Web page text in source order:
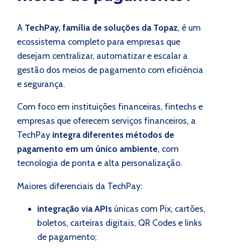
A TechPay, família de soluções da Topaz, é um
ecossistema completo para empresas que
desejam centralizar, automatizar e escalar a
gestão dos meios de pagamento com eficiência
e segurança.
Com foco em instituições financeiras, fintechs e
empresas que oferecem serviços financeiros, a
TechPay integra diferentes métodos de
pagamento em um único ambiente, com
tecnologia de ponta e alta personalização.
Maiores diferenciais da TechPay:
integração via APIsúnicas com Pix, cartões,
boletos, carteiras digitais, QR Codes e links
de pagamento;